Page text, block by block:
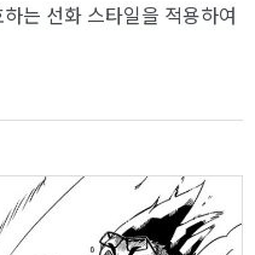
는 선화 스타일을 적용하여